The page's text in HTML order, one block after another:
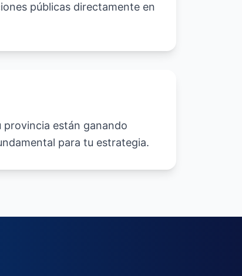
públicas directamente en
provincia están ganando
para tu estrategia.